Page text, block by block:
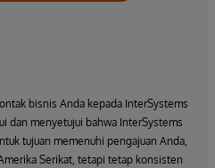
bisnis Anda kepada InterSystems
dan menyetujui bahwa InterSystems
tujuan memenuhi pengajuan Anda,
Serikat, tetapi tetap konsisten